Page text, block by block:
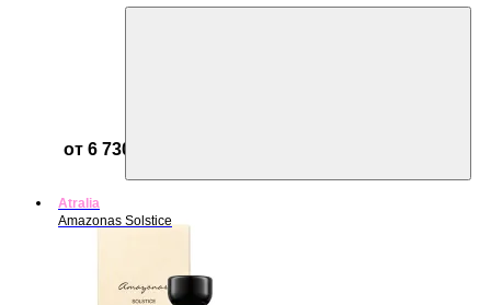
от 6 730 ₽
Atralia
Amazonas Solstice